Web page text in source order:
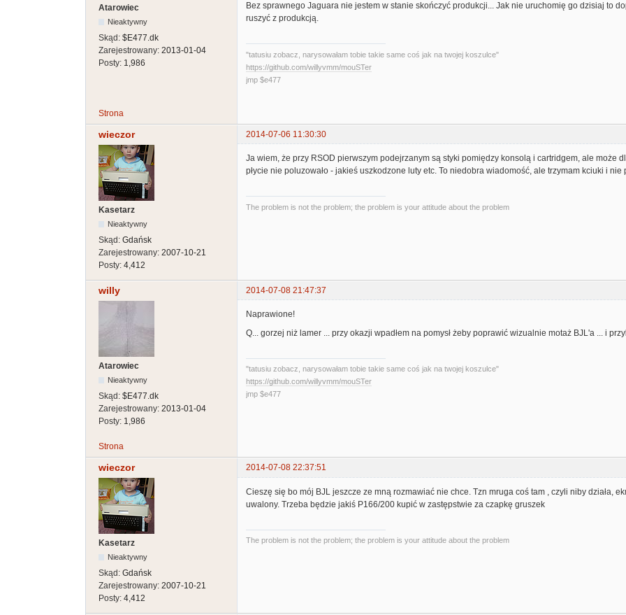
Atarowiec
Nieaktywny
Skąd: $E477.dk
Zarejestrowany: 2013-01-04
Posty: 1,986
Bez sprawnego Jaguara nie jestem w stanie skończyć produkcji... Jak nie uruchomię go dzisiaj to
ruszyć z produkcją.
"tatusiu zobacz, narysowałam tobie takie same coś jak na twojej koszulce"
https://github.com/willyvmm/mouSTer
jmp $e477
Strona
wieczor 2014-07-06 11:30:30
Kasetarz
Nieaktywny
Skąd: Gdańsk
Zarejestrowany: 2007-10-21
Posty: 4,412
Ja wiem, że przy RSOD pierwszym podejrzanym są styki pomiędzy konsolą i cartridgem, ale może
płycie nie poluzowało - jakieś uszkodzone luty etc. To niedobra wiadomość, ale trzymam kciuki i nie
The problem is not the problem; the problem is your attitude about the problem
willy 2014-07-08 21:47:37
Atarowiec
Nieaktywny
Skąd: $E477.dk
Zarejestrowany: 2013-01-04
Posty: 1,986
Naprawione!
Q... gorzej niż lamer ... przy okazji wpadłem na pomysł żeby poprawić wizualnie motaż BJL'a ... i
"tatusiu zobacz, narysowałam tobie takie same coś jak na twojej koszulce"
https://github.com/willyvmm/mouSTer
jmp $e477
Strona
wieczor 2014-07-08 22:37:51
Kasetarz
Nieaktywny
Skąd: Gdańsk
Zarejestrowany: 2007-10-21
Posty: 4,412
Cieszę się bo mój BJL jeszcze ze mną rozmawiać nie chce. Tzn mruga coś tam , czyli niby działa,
uwalony. Trzeba będzie jakiś P166/200 kupić w zastępstwie za czapkę gruszek
The problem is not the problem; the problem is your attitude about the problem